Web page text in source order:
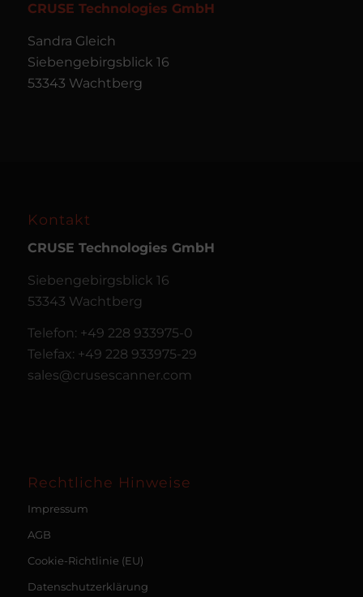
CRUSE Technologies GmbH
Sandra Gleich
Siebengebirgsblick 16
53343 Wachtberg
Kontakt
CRUSE Technologies GmbH
Siebengebirgsblick 16
53343 Wachtberg
Telefon: +49 228 933975-0
Telefax: +49 228 933975-29
sales@crusescanner.com
Rechtliche Hinweise
Impressum
AGB
Cookie-Richtlinie (EU)
Datenschutzerklärung